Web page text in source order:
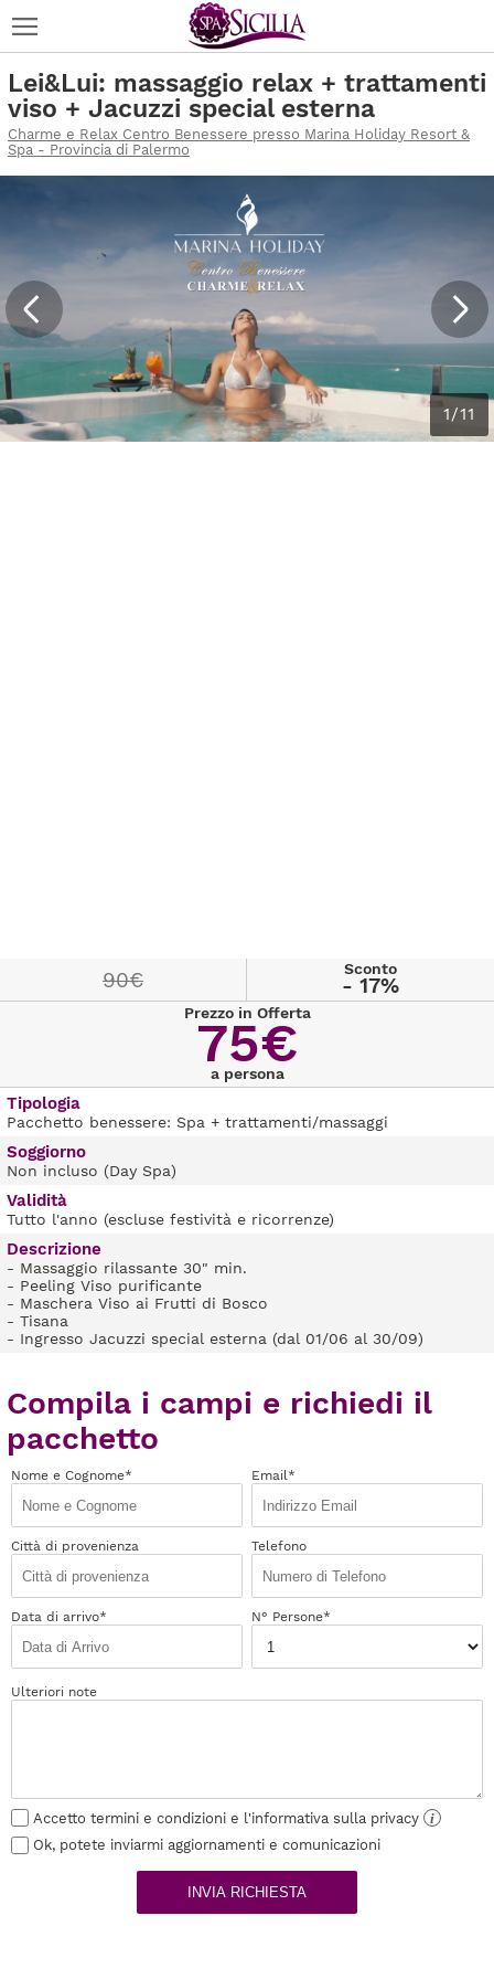
Lei&Lui: massaggio relax + trattamenti
viso + Jacuzzi special esterna
Charme e Relax Centro Benessere presso Marina Holiday Resort &
Spa - Provincia di Palermo
1/11
90€ Sconto
- 17%
Prezzo in Offerta
75€
a persona
Tipologia
Pacchetto benessere: Spa + trattamenti/massaggi
Soggiorno
Non incluso (Day Spa)
Validità
Tutto l'anno (escluse festività e ricorrenze)
Descrizione
- Massaggio rilassante 30" min.
- Peeling Viso purificante
- Maschera Viso ai Frutti di Bosco
- Tisana
- Ingresso Jacuzzi special esterna (dal 01/06 al 30/09)
Compila i campi e richiedi il
pacchetto
Nome e Cognome* Email*
Città di provenienza Telefono
Data di arrivo* N° Persone*
Ulteriori note
Accetto termini e condizioni e l'informativa sulla privacy
i
Ok, potete inviarmi aggiornamenti e comunicazioni
INVIA RICHIESTA